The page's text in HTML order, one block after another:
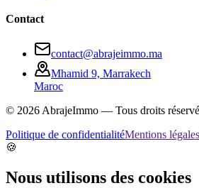
Contact
contact@abrajeimmo.ma
Mhamid 9, Marrakech
Maroc
© 2026AbrajeImmo — Tous droits
Politique de confidentialitéMentions légales
🍪
Nous utilisons des cookies